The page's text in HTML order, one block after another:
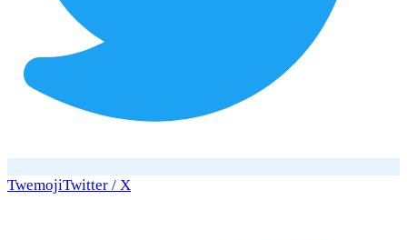
TwemojiTwitter / X